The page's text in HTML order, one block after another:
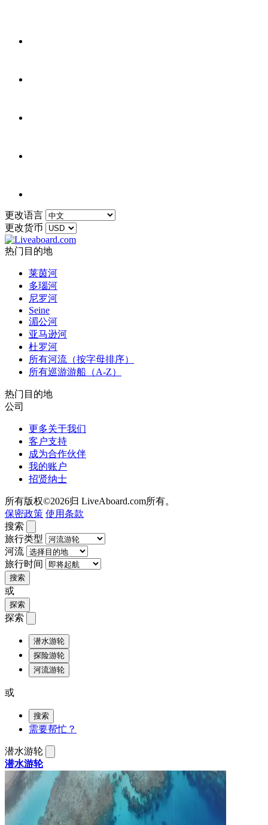
更改语言
更改货币
热门目的地
莱茵河
多瑙河
尼罗河
Seine
湄公河
亚马逊河
杜罗河
所有河流（按字母排序）
所有巡游游船（A-Z）
热门目的地
公司
更多关于我们
客户支持
成为合作伙伴
我的账户
招贤纳士
所有版权©2026归 LiveAboard.com所有。
保密政策 使用条款
搜索
旅行类型
河流
旅行时间
搜索
或
探索
探索
潜水游轮
探险游轮
河流游轮
或
搜索
需要帮忙？
潜水游轮
潜水游轮